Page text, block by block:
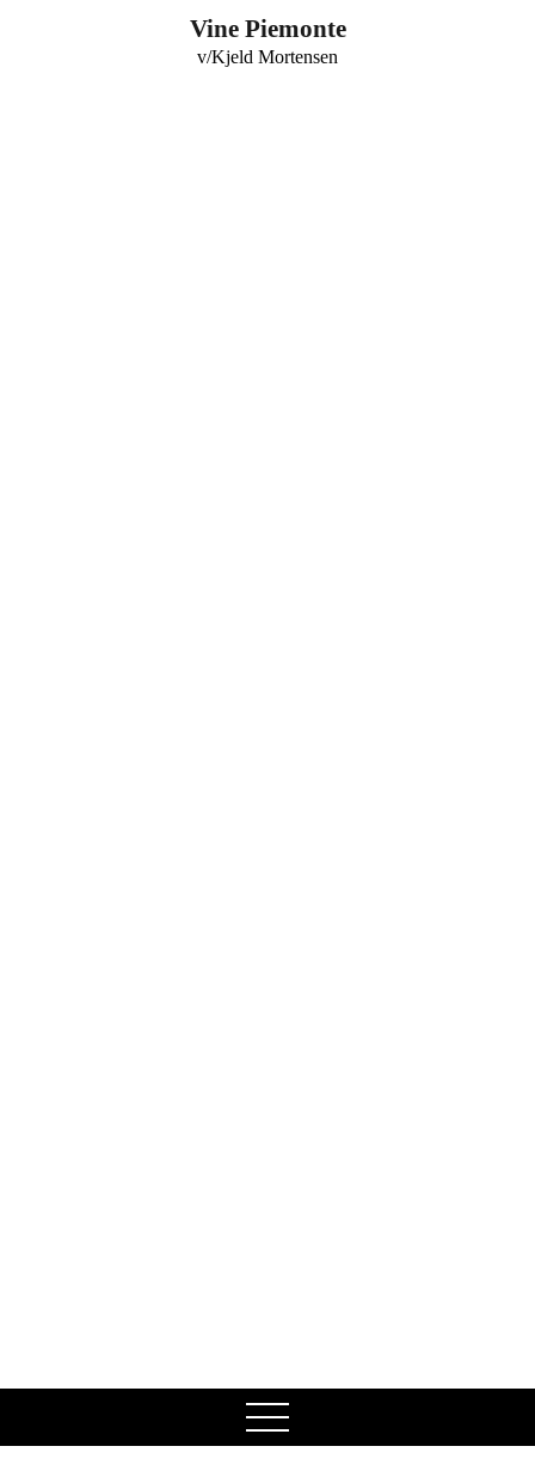
Vine Piemonte
v/Kjeld Mortensen
open
menu